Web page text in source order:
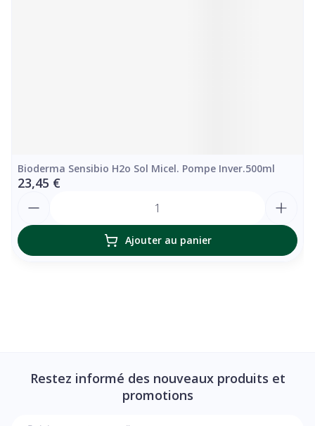
Bioderma Sensibio H2o Sol Micel. Pompe Inver.500ml
23,45 €
Ajouter au panier
Restez informé des nouveaux produits et
promotions